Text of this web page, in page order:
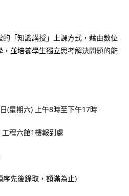
「知識講授」上課方式，藉由數位
並培養學生獨立思考解決問題的能
(星期六) 上午8時至下午17時
程六館1樓報到處
先後錄取，額滿為止)